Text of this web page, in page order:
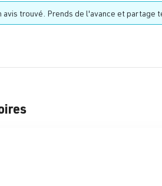
avis trouvé. Prends de l'avance et partage
de produits